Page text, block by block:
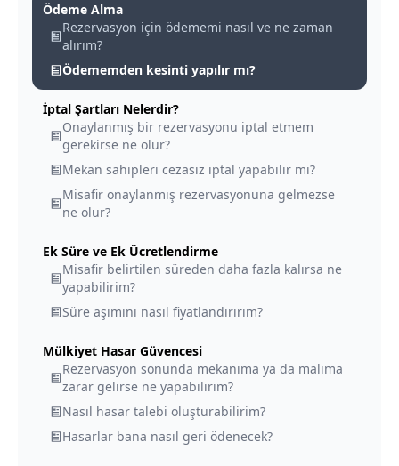
Ödeme Alma
Rezervasyon için ödememi nasıl ve ne zaman
alırım?
Ödememden kesinti yapılır mı?
İptal Şartları Nelerdir?
Onaylanmış bir rezervasyonu iptal etmem
gerekirse ne olur?
Mekan sahipleri cezasız iptal yapabilir mi?
Misafir onaylanmış rezervasyonuna gelmezse
ne olur?
Ek Süre ve Ek Ücretlendirme
Misafir belirtilen süreden daha fazla kalırsa ne
yapabilirim?
Süre aşımını nasıl fiyatlandırırım?
Mülkiyet Hasar Güvencesi
Rezervasyon sonunda mekanıma ya da malıma
zarar gelirse ne yapabilirim?
Nasıl hasar talebi oluşturabilirim?
Hasarlar bana nasıl geri ödenecek?